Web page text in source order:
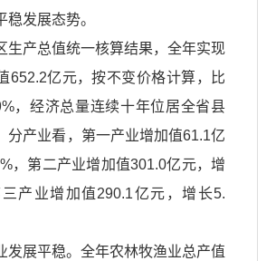
稳发展态势。
生产总值统一核算结果，全年实现
652.2亿元，按不变价格计算，比
，经济总量连续十年位居全省县
分产业看，第一产业增加值61.1亿
，第二产业增加值301.0亿元，增
产业增加值290.1亿元，增长5.
发展平稳。全年农林牧渔业总产值